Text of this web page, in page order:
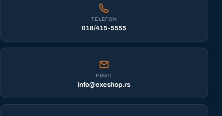
TELEFON
018/415-5555
EMAIL
info@exeshop.rs